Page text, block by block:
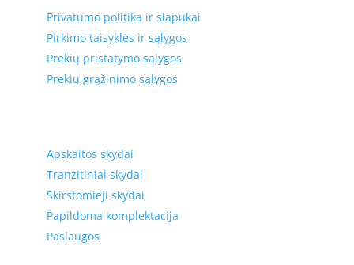
Privatumo politika ir slapukai
Pirkimo taisyklės ir sąlygos
Prekių pristatymo sąlygos
Prekių grąžinimo sąlygos
Apskaitos skydai
Tranzitiniai skydai
Skirstomieji skydai
Papildoma komplektacija
Paslaugos